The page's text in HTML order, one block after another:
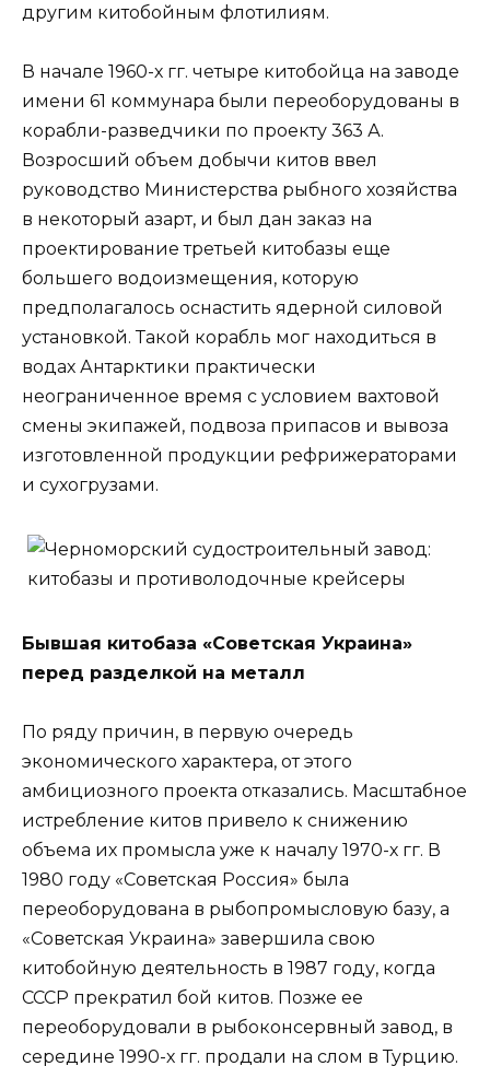
другим китобойным флотилиям.
В начале 1960-х гг. четыре китобойца на заводе
имени 61 коммунара были переоборудованы в
корабли-разведчики по проекту 363 А.
Возросший объем добычи китов ввел
руководство Министерства рыбного хозяйства
в некоторый азарт, и был дан заказ на
проектирование третьей китобазы еще
большего водоизмещения, которую
предполагалось оснастить ядерной силовой
установкой. Такой корабль мог находиться в
водах Антарктики практически
неограниченное время с условием вахтовой
смены экипажей, подвоза припасов и вывоза
изготовленной продукции рефрижераторами
и сухогрузами.
Бывшая китобаза «Советская Украина»
перед разделкой на металл
По ряду причин, в первую очередь
экономического характера, от этого
амбициозного проекта отказались. Масштабное
истребление китов привело к снижению
объема их промысла уже к началу 1970-х гг. В
1980 году «Советская Россия» была
переоборудована в рыбопромысловую базу, а
«Советская Украина» завершила свою
китобойную деятельность в 1987 году, когда
СССР прекратил бой китов. Позже ее
переоборудовали в рыбоконсервный завод, в
середине 1990-х гг. продали на слом в Турцию.